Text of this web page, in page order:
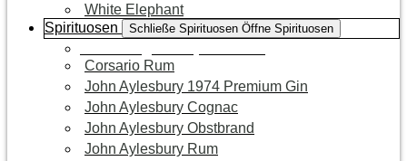
White Elephant
Spirituosen
Schließe Spirituosen Öffne Spirituosen
Corsario Rum
John Aylesbury 1974 Premium Gin
John Aylesbury Cognac
John Aylesbury Obstbrand
John Aylesbury Rum